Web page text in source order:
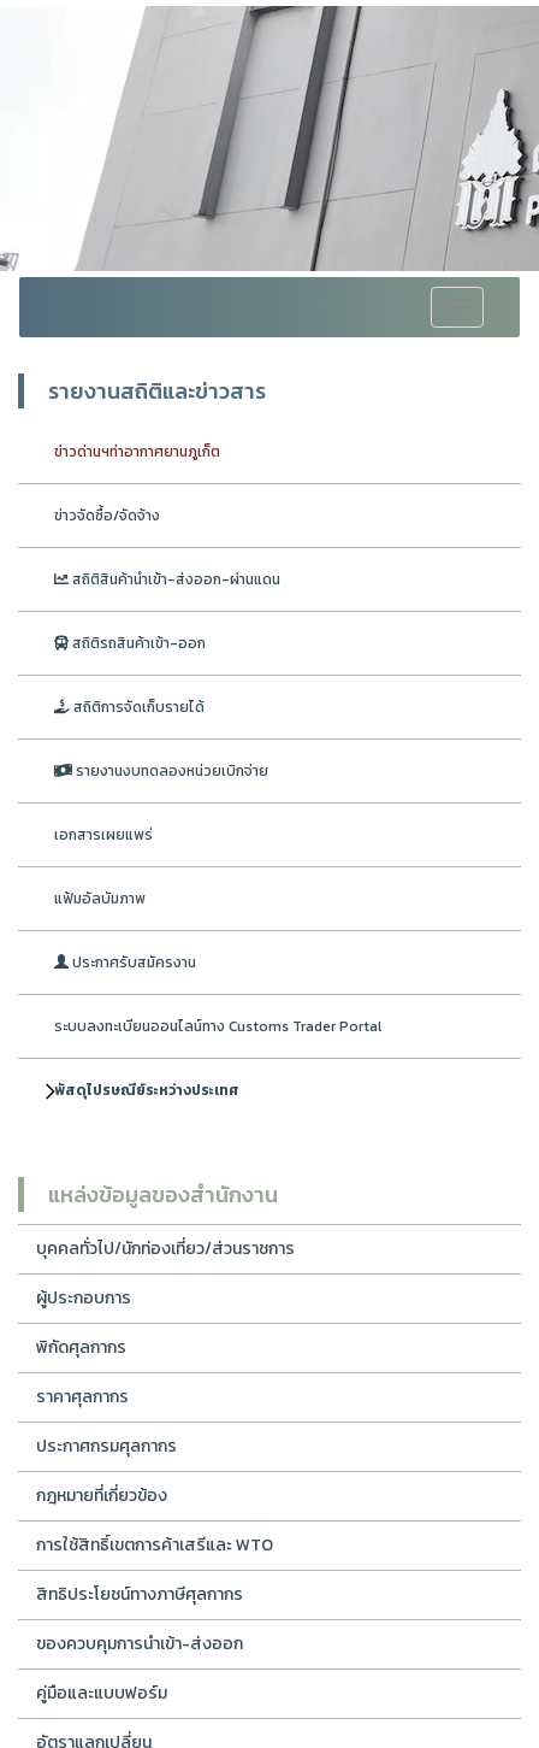
navigation
รายงานสถิติและข่าวสาร
ข่าวด่านฯท่าอากาศยานภูเก็ต
ข่าวจัดซื้อ/จัดจ้าง
สถิติสินค้านำเข้า-ส่งออก-ผ่านแดน
สถิติรถสินค้าเข้า-ออก
สถิติการจัดเก็บรายได้
รายงานงบทดลองหน่วยเบิกจ่าย
เอกสารเผยแพร่
แฟ้มอัลบัมภาพ
ประกาศรับสมัครงาน
ระบบลงทะเบียนออนไลน์ทาง Customs Trader Portal
พัสดุไปรษณีย์ระหว่างประเทศ
แหล่งข้อมูลของสำนักงาน
บุคคลทั่วไป/นักท่องเที่ยว/ส่วนราชการ
ผู้ประกอบการ
พิกัดศุลกากร
ราคาศุลกากร
ประกาศกรมศุลกากร
กฎหมายที่เกี่ยวข้อง
การใช้สิทธิ์เขตการค้าเสรีและ WTO
สิทธิประโยชน์ทางภาษีศุลกากร
ของควบคุมการนำเข้า-ส่งออก
คู่มือและแบบฟอร์ม
อัตราแลกเปลี่ยน